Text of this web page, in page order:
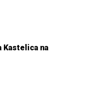
Kastelica na